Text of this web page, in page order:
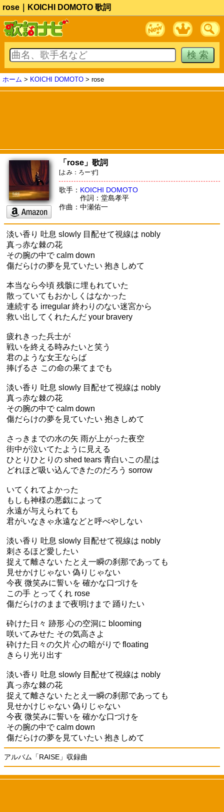
rose｜KOICHI DOMOTO 歌詞
ホーム > KOICHI DOMOTO > rose
「rose」歌詞
[よみ：ろーず]
歌手： KOICHI DOMOTO
作詞：堂島孝平
作曲：中瀬佑一
淡い香り 吐息 slowly 目配せて視線は nobly
真っ赤な棘の花
その腕の中で calm down
傷だらけの夢を見ていたい 抱きしめて
本当なら今頃 残骸に埋もれていた
散っていてもおかしくはなかった
連続する irregular 終わりのない迷宮から
救い出してくれたんだ your bravery
疲れきった兵士が
戦いを終える時みたいと笑う
君のような女王ならば
捧げるさ この命の果てまでも
淡い香り 吐息 slowly 目配せて視線は nobly
真っ赤な棘の花
その腕の中で calm down
傷だらけの夢を見ていたい 抱きしめて
さっきまでの水の矢 雨が上がった夜空
街中が泣いてたように見える
ひとりひとりの shed tears 青白いこの星は
どれほど吸い込んできたのだろう sorrow
いてくれてよかった
もしも神様の悪戯によって
永遠が与えられても
君がいなきゃ永遠などと呼べやしない
淡い香り 吐息 slowly 目配せて視線は nobly
刺さるほど愛したい
捉えて離さない たとえ一瞬の刹那であっても
見せかけじゃない 偽りじゃない
今夜 微笑みに誓いを 確かな口づけを
この手 とってくれ rose
傷だらけのままで夜明けまで 踊りたい
砕けた日々 跡形 心の空洞に blooming
咲いてみせた その気高さよ
砕けた日々の欠片 心の暗がりで floating
きらり光り出す
淡い香り 吐息 slowly 目配せて視線は nobly
真っ赤な棘の花
捉えて離さない たとえ一瞬の刹那であっても
見せかけじゃない 偽りじゃない
今夜 微笑みに誓いを 確かな口づけを
その腕の中で calm down
傷だらけの夢を見ていたい 抱きしめて
アルバム「RAISE」収録曲